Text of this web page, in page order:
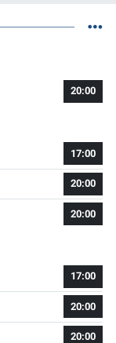
20:00
17:00
20:00
20:00
17:00
20:00
20:00